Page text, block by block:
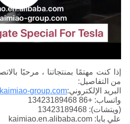
إذا كنت مهتمًا بمنتجاتنا ، مرحبًا
من التفاصيل:
البريد الإلكتروني:group.com
واتساب: +86 13423189468
(ويتشات): 13423189468
علي بابا: kaimiao.en.alibaba.com